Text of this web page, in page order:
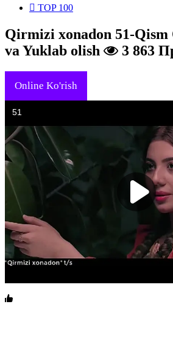
TOP 100
Qirmizi xonadon 51-
va Yuklab olish
3 863
Online Ko'rish